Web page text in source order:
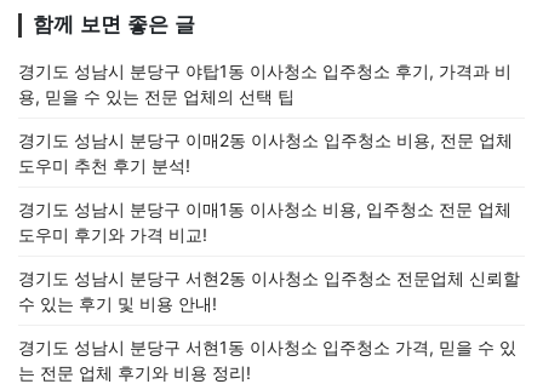
함께 보면 좋은 글
경기도 성남시 분당구 야탑1동 이사청소 입주청소 후기, 가격과 비
용, 믿을 수 있는 전문 업체의 선택 팁
경기도 성남시 분당구 이매2동 이사청소 입주청소 비용, 전문 업체
도우미 추천 후기 분석!
경기도 성남시 분당구 이매1동 이사청소 비용, 입주청소 전문 업체
도우미 후기와 가격 비교!
경기도 성남시 분당구 서현2동 이사청소 입주청소 전문업체 신뢰할
수 있는 후기 및 비용 안내!
경기도 성남시 분당구 서현1동 이사청소 입주청소 가격, 믿을 수 있
는 전문 업체 후기와 비용 정리!